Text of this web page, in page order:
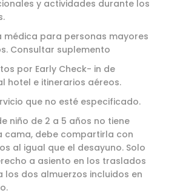
y actividades durante los
médica para personas mayores
Consultar suplemento
por Early Check- in de
hotel e itinerarios aéreos.
que no esté especificado.
niño de 2 a 5 años no tiene
cama, debe compartirla con
al igual que el desayuno. Solo
a asiento en los traslados
los dos almuerzos incluidos en